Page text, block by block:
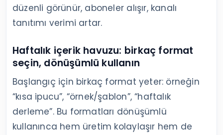
düzenli görünür, aboneler alışır, kanalı
tanıtımı verimi artar.
Haftalık içerik havuzu: birkaç format
seçin, dönüşümlü kullanın
Başlangıç için birkaç format yeter: örneğin
“kısa ipucu”, “örnek/şablon”, “haftalık
derleme”. Bu formatları dönüşümlü
kullanınca hem üretim kolaylaşır hem de